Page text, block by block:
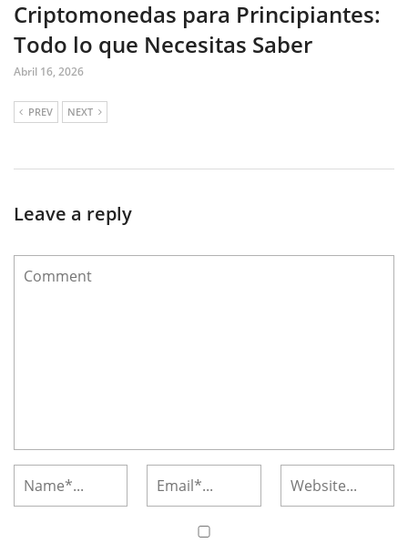
Criptomonedas para Principiantes:
Todo lo que Necesitas Saber
Abril 16, 2026
PREV NEXT
Leave a reply